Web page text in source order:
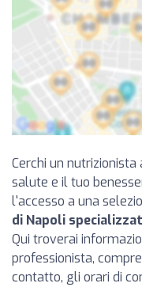
Cerchi un
salute e il tuo
l'accesso a una
di Napoli
Qui troverai
professionista,
contatto, gli orari di